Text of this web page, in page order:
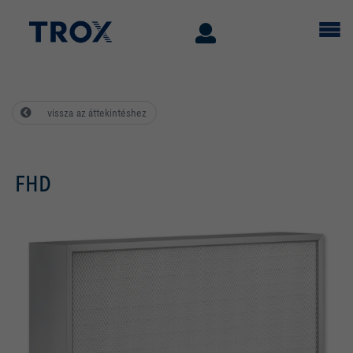
vissza az áttekintéshez
FHD